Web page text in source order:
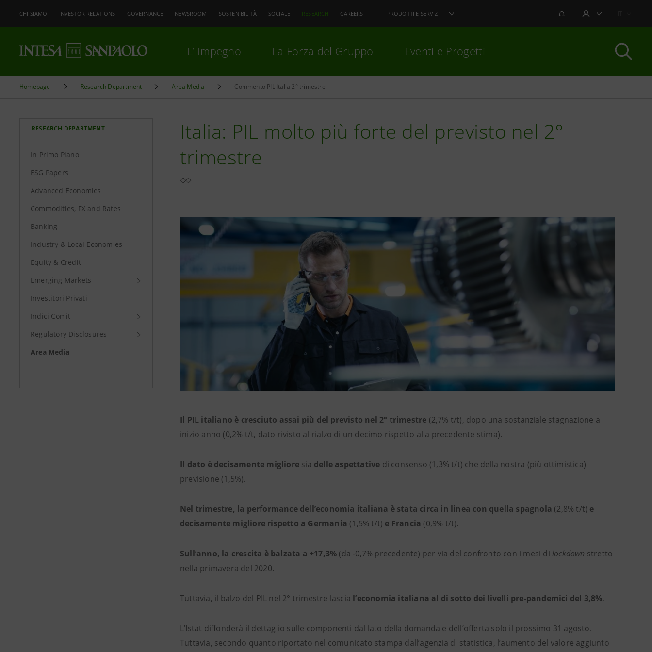
CHI SIAMO INVESTOR RELATIONS GOVERNANCE NEWSROOM SOSTENIBILITÀ SOCIALE RESEARCH CAREERS PRODOTTI E SERVIZI NOTIFICHEAREA UTENTE
L’ Impegno La Forza del Gruppo Eventi e Progetti
Homepage Research Department Area Media Commento PIL Italia 2° trimestre
RESEARCH DEPARTMENT
In Primo Piano
ESG Papers
Advanced Economies
Commodities, FX and Rates
Banking
Industry & Local Economies
Equity & Credit
Emerging Markets
Investitori Privati
Indici Comit
Regulatory Disclosures
Area Media
Italia: PIL molto più forte del previsto nel 2°
trimestre
Il PIL italiano è cresciuto assai più del previsto nel 2° trimestre (2,7% t/t), dopo una sostanziale stagnazione a
inizio anno (0,2% t/t, dato rivisto al rialzo di un decimo rispetto alla precedente stima).
Il dato è decisamente migliore sia delle aspettative di consenso (1,3% t/t) che della nostra (più ottimistica)
previsione (1,5%).
Nel trimestre, la performance dell’economia italiana è stata circa in linea con quella spagnola (2,8% t/t) e
decisamente migliore rispetto a Germania (1,5% t/t) e Francia (0,9% t/t).
Sull’anno, la crescita è balzata a +17,3% (da -0,7% precedente) per via del confronto con i mesi di lockdown stretto
nella primavera del 2020.
Tuttavia, il balzo del PIL nel 2° trimestre lascia l’economia italiana al di sotto dei livelli pre-pandemici del 3,8%.
L’Istat diffonderà il dettaglio sulle componenti dal lato della domanda e dell’offerta solo il prossimo 31 agosto.
Tuttavia, secondo quanto riportato nel comunicato stampa dall’agenzia di statistica, l’aumento del valore aggiunto